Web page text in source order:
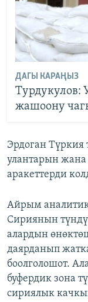
ДАГЫ КАРАҢЫЗ
Турдукулов:
жашоону
Эрдоган Түркия
улантарын
аракеттерди
Айрым
Сириянын
алардын
даярданып
боолголошот.
буфердик зона
сириялык